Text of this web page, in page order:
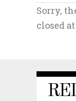
Sorry,
closed